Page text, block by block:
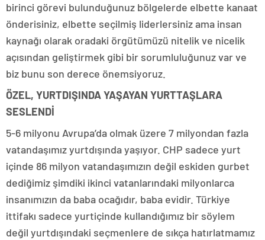
birinci görevi bulunduğunuz bölgelerde elbette kanaat
önderisiniz, elbette seçilmiş liderlersiniz ama insan
kaynağı olarak oradaki örgütümüzü nitelik ve nicelik
açısından geliştirmek gibi bir sorumluluğunuz var ve
biz bunu son derece önemsiyoruz.
ÖZEL, YURTDIŞINDA YAŞAYAN YURTTAŞLARA
SESLENDİ
5-6 milyonu Avrupa’da olmak üzere 7 milyondan fazla
vatandaşımız yurtdışında yaşıyor. CHP sadece yurt
içinde 86 milyon vatandaşımızın değil eskiden gurbet
dediğimiz şimdiki ikinci vatanlarındaki milyonlarca
insanımızın da baba ocağıdır, baba evidir. Türkiye
ittifakı sadece yurtiçinde kullandığımız bir söylem
değil yurtdışındaki seçmenlere de sıkça hatırlatmamız